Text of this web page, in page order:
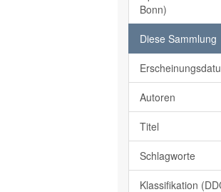
Bonn)
Diese Sammlung
Autoren
Titel
Schlagworte
Klassifikation